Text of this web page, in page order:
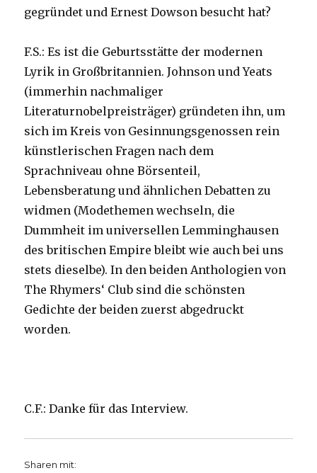
gegründet und Ernest Dowson besucht hat?
F.S.: Es ist die Geburtsstätte der modernen
Lyrik in Großbritannien. Johnson und Yeats
(immerhin nachmaliger
Literaturnobelpreisträger) gründeten ihn, um
sich im Kreis von Gesinnungsgenossen rein
künstlerischen Fragen nach dem
Sprachniveau ohne Börsenteil,
Lebensberatung und ähnlichen Debatten zu
widmen (Modethemen wechseln, die
Dummheit im universellen Lemminghausen
des britischen Empire bleibt wie auch bei uns
stets dieselbe). In den beiden Anthologien von
The Rhymers‘ Club sind die schönsten
Gedichte der beiden zuerst abgedruckt
worden.
C.F.: Danke für das Interview.
Sharen mit: